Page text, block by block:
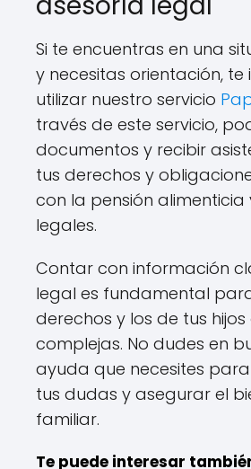
Si te encuentras en una
y necesitas orientación, te
utilizar nuestro servicio
través de este servicio,
documentos y recibir
tus derechos y
con la pensión
legales.
Contar con información
legal es fundamental
derechos y los de tus
complejas. No dudes en
ayuda que necesites
tus dudas y asegurar el
familiar.
Te puede interesar